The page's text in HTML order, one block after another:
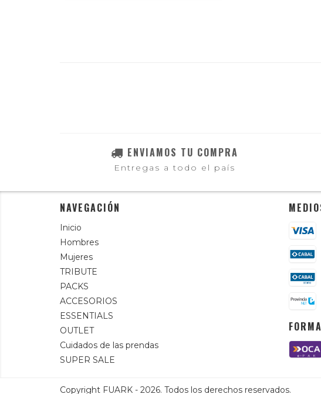
ENVIAMOS TU COMPRA
Entregas a todo el país
NAVEGACIÓN
Inicio
Hombres
Mujeres
TRIBUTE
PACKS
ACCESORIOS
ESSENTIALS
OUTLET
Cuidados de las prendas
SUPER SALE
Copyright FUARK - 2026. Todos los derechos reservados.